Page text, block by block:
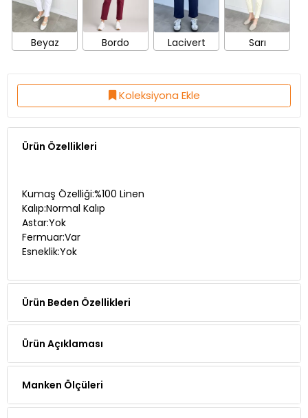
Beyaz Bordo Lacivert Sarı
Koleksiyona Ekle
Ürün Özellikleri
Kumaş Özelliği:%100 Linen
Kalıp:Normal Kalıp
Astar:Yok
Fermuar:Var
Esneklik:Yok
Ürün Beden Özellikleri
Ürün Açıklaması
Manken Ölçüleri